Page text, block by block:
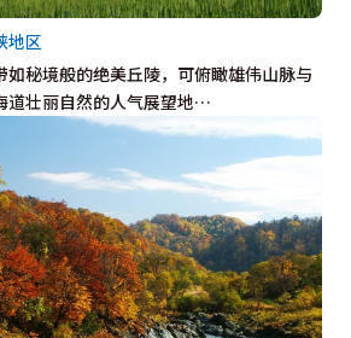
如秘境般的绝美丘陵，可俯瞰雄伟山脉与
道壮丽自然的人气展望地…
地区